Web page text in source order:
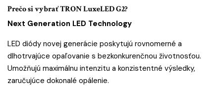
Prečo si vybrať TRON LuxeLED G2?
Next Generation LED Technology
LED diódy novej generácie poskytujú rovnomerné a
dlhotrvajúce opaľovanie s bezkonkurenčnou životnosťou.
Umožňujú maximálnu intenzitu a konzistentné výsledky,
zaručujúce dokonalé opálenie.